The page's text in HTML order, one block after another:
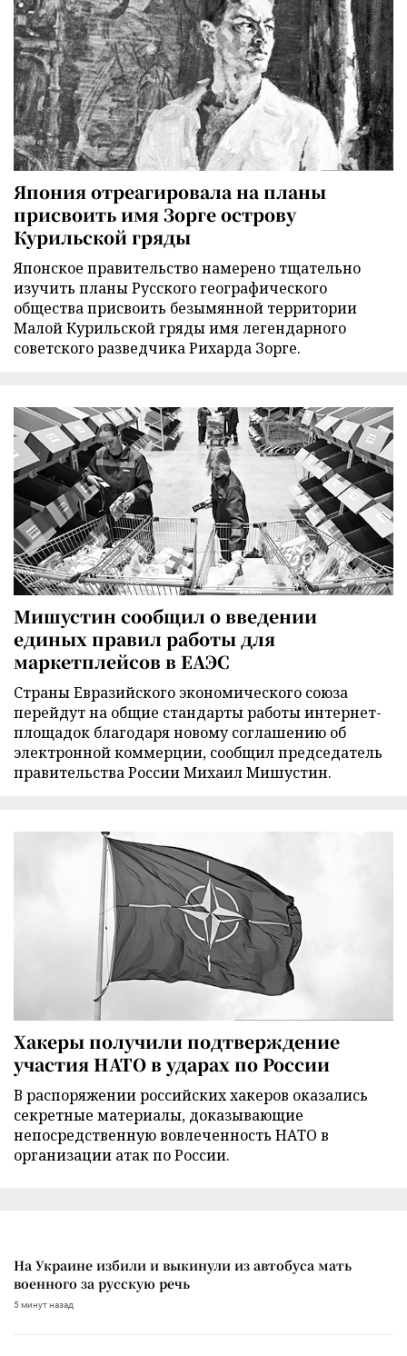
Япония отреагировала на планы
присвоить имя Зорге острову
Курильской гряды
Японское правительство намерено тщательно
изучить планы Русского географического
общества присвоить безымянной территории
Малой Курильской гряды имя легендарного
советского разведчика Рихарда Зорге.
Мишустин сообщил о введении
единых правил работы для
маркетплейсов в ЕАЭС
Страны Евразийского экономического союза
перейдут на общие стандарты работы интернет-
площадок благодаря новому соглашению об
электронной коммерции, сообщил председатель
правительства России Михаил Мишустин.
Хакеры получили подтверждение
участия НАТО в ударах по России
В распоряжении российских хакеров оказались
секретные материалы, доказывающие
непосредственную вовлеченность НАТО в
организации атак по России.
На Украине избили и выкинули из автобуса мать
военного за русскую речь
5 минут назад